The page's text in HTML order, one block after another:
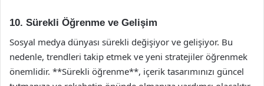
10. Sürekli Öğrenme ve Gelişim
Sosyal medya dünyası sürekli değişiyor ve gelişiyor. Bu
nedenle, trendleri takip etmek ve yeni stratejiler öğrenmek
önemlidir. **Sürekli öğrenme**, içerik tasarımınızı güncel